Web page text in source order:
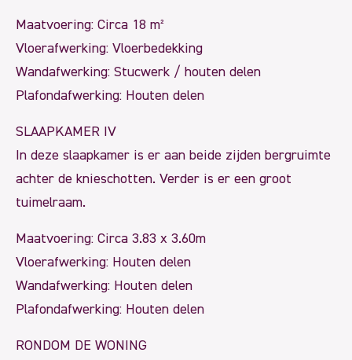
Maatvoering: Circa 18 m²
Vloerafwerking: Vloerbedekking
Wandafwerking: Stucwerk / houten delen
Plafondafwerking: Houten delen
SLAAPKAMER IV
In deze slaapkamer is er aan beide zijden bergruimte
achter de knieschotten. Verder is er een groot
tuimelraam.
Maatvoering: Circa 3.83 x 3.60m
Vloerafwerking: Houten delen
Wandafwerking: Houten delen
Plafondafwerking: Houten delen
RONDOM DE WONING